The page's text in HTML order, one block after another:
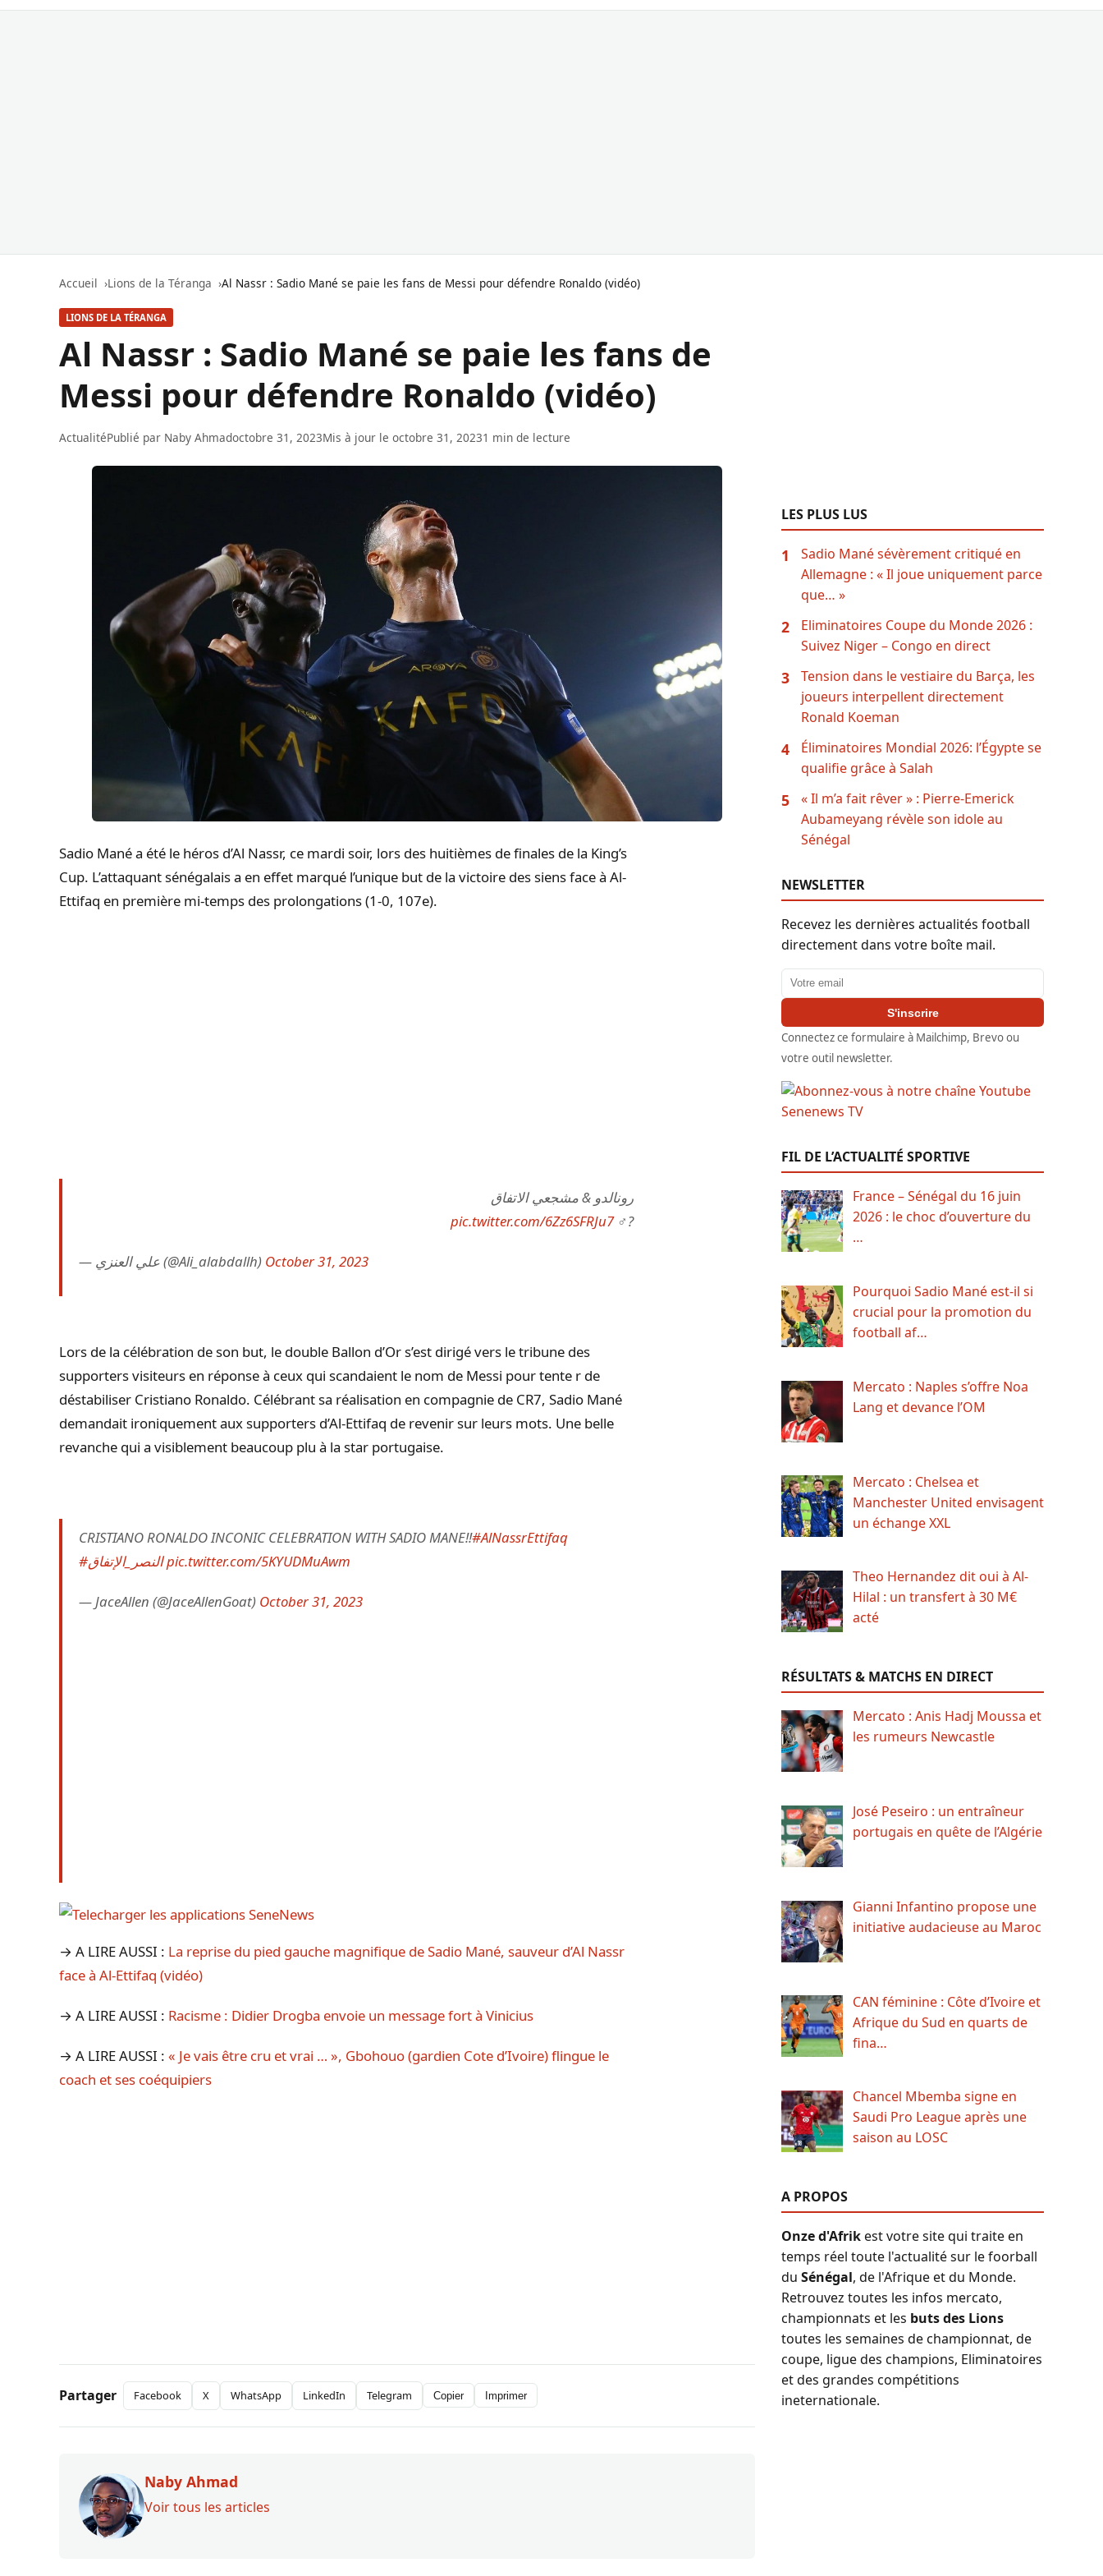
Accueil Lions de la Téranga Al Nassr : Sadio Mané se paie les fans de Messi pour défendre Ronaldo (vidéo)
LIONS DE LA TÉRANGA
Al Nassr : Sadio Mané se paie les fans de
Messi pour défendre Ronaldo (vidéo)
ActualitéPublié par Naby Ahmadoctobre 31, 2023Mis à jour le octobre 31, 20231 min de lecture
Sadio Mané a été le héros d’Al Nassr, ce mardi soir, lors des huitièmes de finales de la King’s
Cup. L’attaquant sénégalais a en effet marqué l’unique but de la victoire des siens face à Al-
Ettifaq en première mi-temps des prolongations (1-0, 107e).
رونالدو & مشجعي الاتفاق
?‍♂️
pic.twitter.com/6Zz6SFRJu7
— علي العنزي (@Ali_alabdallh) October 31, 2023
Lors de la célébration de son but, le double Ballon d’Or s’est dirigé vers le tribune des
supporters visiteurs en réponse à ceux qui scandaient le nom de Messi pour tente r de
déstabiliser Cristiano Ronaldo. Célébrant sa réalisation en compagnie de CR7, Sadio Mané
demandait ironiquement aux supporters d’Al-Ettifaq de revenir sur leurs mots. Une belle
revanche qui a visiblement beaucoup plu à la star portugaise.
CRISTIANO RONALDO INCONIC CELEBRATION WITH SADIO MANE!!#AlNassrEttifaq
#النصر_الإتفاقpic.twitter.com/5KYUDMuAwm
— JaceAllen (@JaceAllenGoat) October 31, 2023
→ A LIRE AUSSI : La reprise du pied gauche magnifique de Sadio Mané, sauveur d’Al Nassr
face à Al-Ettifaq (vidéo)
→ A LIRE AUSSI : Racisme : Didier Drogba envoie un message fort à Vinicius
→ A LIRE AUSSI : « Je vais être cru et vrai … », Gbohouo (gardien Cote d’Ivoire) flingue le
coach et ses coéquipiers
Partager Facebook X WhatsApp LinkedIn Telegram Copier Imprimer
Naby Ahmad
Voir tous les articles
LES PLUS LUS
1
Sadio Mané sévèrement critiqué en
Allemagne : « Il joue uniquement parce
que… »
2
Eliminatoires Coupe du Monde 2026 :
Suivez Niger – Congo en direct
3
Tension dans le vestiaire du Barça, les
joueurs interpellent directement
Ronald Koeman
4
Éliminatoires Mondial 2026: l’Égypte se
qualifie grâce à Salah
5
« Il m’a fait rêver » : Pierre-Emerick
Aubameyang révèle son idole au
Sénégal
NEWSLETTER
Recevez les dernières actualités football
directement dans votre boîte mail.
Adresse email
S'inscrire
Connectez ce formulaire à Mailchimp, Brevo ou
votre outil newsletter.
FIL DE L’ACTUALITÉ SPORTIVE
France – Sénégal du 16 juin
2026 : le choc d’ouverture du
…
Pourquoi Sadio Mané est-il si
crucial pour la promotion du
football af…
Mercato : Naples s’offre Noa
Lang et devance l’OM
Mercato : Chelsea et
Manchester United envisagent
un échange XXL
Theo Hernandez dit oui à Al-
Hilal : un transfert à 30 M€
acté
RÉSULTATS & MATCHS EN DIRECT
Mercato : Anis Hadj Moussa et
les rumeurs Newcastle
José Peseiro : un entraîneur
portugais en quête de l’Algérie
Gianni Infantino propose une
initiative audacieuse au Maroc
CAN féminine : Côte d’Ivoire et
Afrique du Sud en quarts de
fina…
Chancel Mbemba signe en
Saudi Pro League après une
saison au LOSC
A PROPOS
Onze d'Afrikest votre site qui traite en
temps réel toute l'actualité sur le foorball
du Sénégal, de l'Afrique et du Monde.
Retrouvez toutes les infos mercato,
championnats et les buts des Lions
toutes les semaines de championnat, de
coupe, ligue des champions, Eliminatoires
et des grandes compétitions
ineternationale.